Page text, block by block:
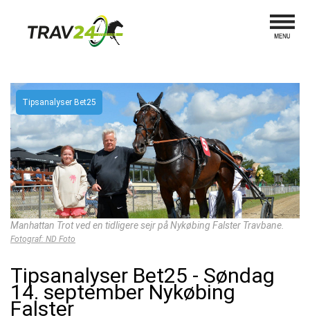
Tipsanalyser Bet25
Manhattan Trot ved en tidligere sejr på Nykøbing Falster Travbane.
Fotograf: ND Foto
Tipsanalyser Bet25 - Søndag
14. september Nykøbing
Falster